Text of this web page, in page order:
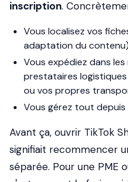
inscription.
Vous localisez vos
adaptation du
Vous expédiez dans
prestataires
ou vos propres
Vous gérez tout
Avant ça, ouvrir TikTok
signifiait recommencer
séparée. Pour une PME